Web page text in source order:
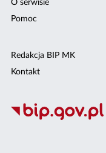
O serwisie
Pomoc
Redakcja BIP MK
Kontakt